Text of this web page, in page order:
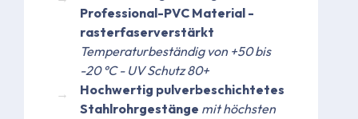
Professional-PVC Material -
rasterfaserverstärkt
Temperaturbeständig von +50 bis
-20 °C - UV Schutz 80+
Hochwertig pulverbeschichtetes
Stahlrohrgestänge mit höchsten